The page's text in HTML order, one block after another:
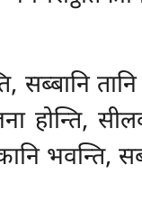
सब्बानि
होन्ति,
भवन्ति,